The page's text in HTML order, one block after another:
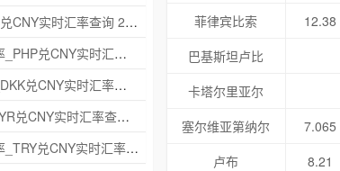
今日人民币兑泰铢实时汇率_THB兑CNY实时汇率查询 2025年09月21日
今日人民币兑菲律宾比索实时汇率_PHP兑CNY实时汇率查询 2025年09月21日
今日人民币兑丹麦克朗实时汇率_DKK兑CNY实时汇率查询 2025年09月21日
今日人民币兑林吉特实时汇率_MYR兑CNY实时汇率查询 2025年09月21日
今日人民币兑土耳其里拉实时汇率_TRY兑CNY实时汇率查询 2025年09月21日
菲律宾比索
12.38
巴基斯坦卢比
卡塔尔里亚尔
塞尔维亚第纳尔
7.065
卢布
8.21